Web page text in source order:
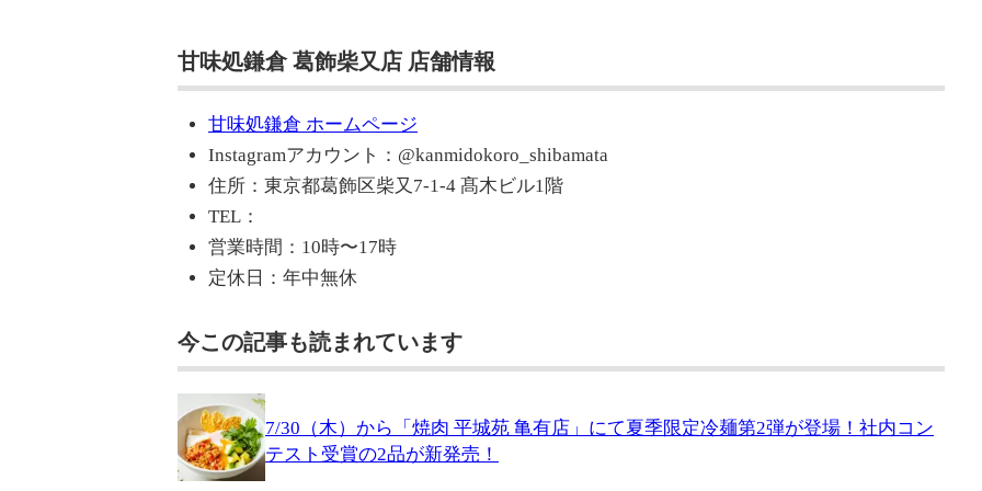
甘味処鎌倉 葛飾柴又店 店舗情報
甘味処鎌倉 ホームページ
Instagramアカウント：@kanmidokoro_shibamata
住所：東京都葛飾区柴又7-1-4 髙木ビル1階
TEL：
営業時間：10時〜17時
定休日：年中無休
今この記事も読まれています
7/30（木）から「焼肉 平城苑 亀有店」にて夏季限定冷麺第2弾が登場！社内コン
テスト受賞の2品が新発売！